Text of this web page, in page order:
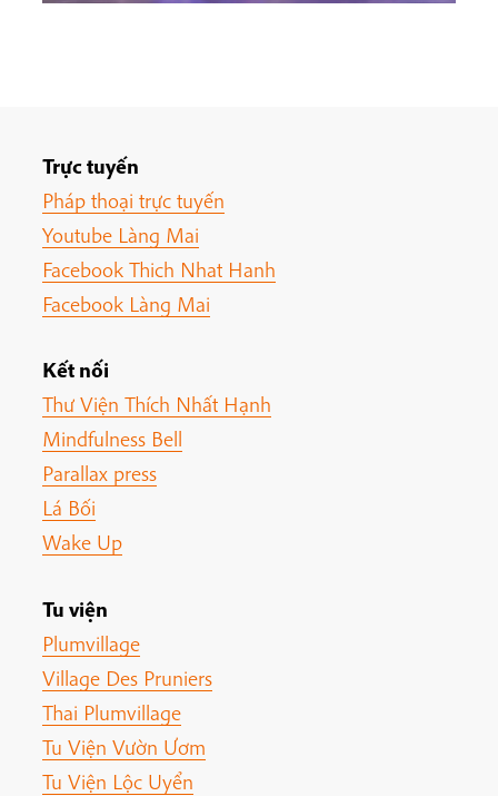
Trực tuyến
Pháp thoại trực tuyến
Youtube Làng Mai
Facebook Thich Nhat Hanh
Facebook Làng Mai
Kết nối
Thư Viện Thích Nhất Hạnh
Mindfulness Bell
Parallax press
Lá Bối
Wake Up
Tu viện
Plumvillage
Village Des Pruniers
Thai Plumvillage
Tu Viện Vườn Ươm
Tu Viện Lộc Uyển